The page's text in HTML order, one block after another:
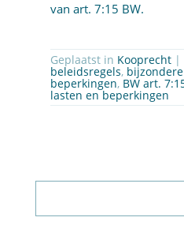
van art. 7:15 BW.
Geplaatst in Kooprecht |
beleidsregels,
beperkingen, BW art.
lasten en beperkingen